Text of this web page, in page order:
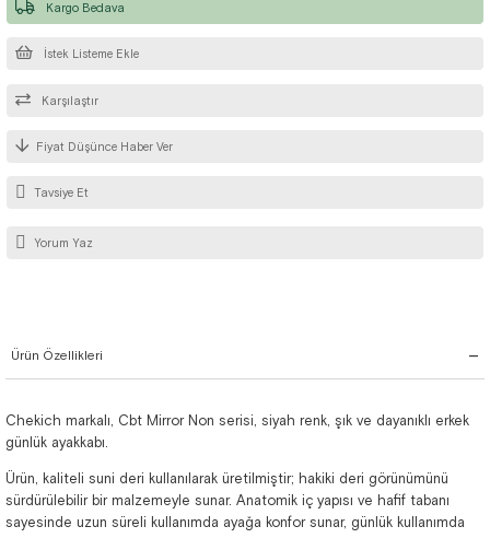
İstek Listeme Ekle
Karşılaştır
Fiyat Düşünce Haber Ver
Kargo Bedava
Tavsiye Et
Yorum Yaz
Ürün Özellikleri
Chekich markalı, Cbt Mirror Non serisi, siyah renk, şık ve dayanıklı erkek
günlük ayakkabı.
Ürün, kaliteli suni deri kullanılarak üretilmiştir; hakiki deri görünümünü
sürdürülebilir bir malzemeyle sunar. Anatomik iç yapısı ve hafif tabanı
sayesinde uzun süreli kullanımda ayağa konfor sunar, günlük kullanımda